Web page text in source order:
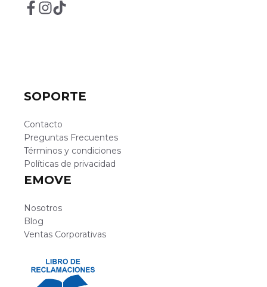
SOPORTE
Contacto
Preguntas Frecuentes
Términos y condiciones
Políticas de privacidad
EMOVE
Nosotros
Blog
Ventas Corporativas